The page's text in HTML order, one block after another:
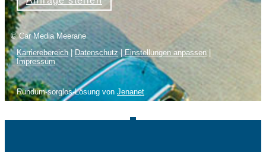
© Car Media Meerane
Karrierebereich | Datenschutz | Einstellungen anpassen |
Impressum
Rundum-sorglos-Lösung von Jenanet